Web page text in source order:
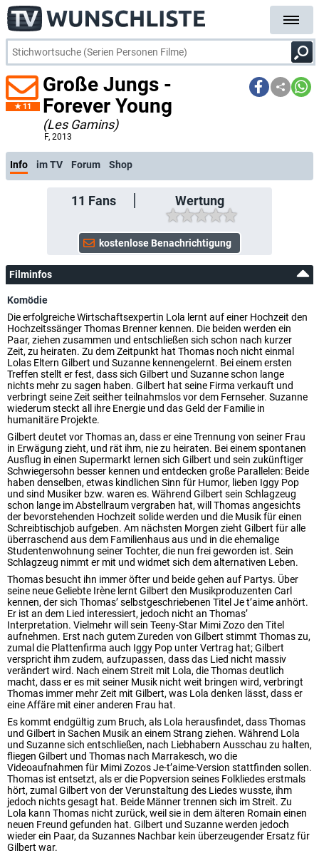
11
Große Jungs -
Forever Young
(Les Gamins)
F, 2013
Info im TV Forum Shop
11 Fans Wertung
Filminfos
Komödie
Die erfolgreiche Wirtschaftsexpertin Lola lernt auf einer Hochzeit den
Hochzeitssänger Thomas Brenner kennen. Die beiden werden ein
Paar, ziehen zusammen und entschließen sich schon nach kurzer
Zeit, zu heiraten. Zu dem Zeitpunkt hat Thomas noch nicht einmal
Lolas Eltern Gilbert und Suzanne kennengelernt. Bei einem ersten
Treffen stellt er fest, dass sich Gilbert und Suzanne schon lange
nichts mehr zu sagen haben. Gilbert hat seine Firma verkauft und
verbringt seine Zeit seither teilnahmslos vor dem Fernseher. Suzanne
wiederum steckt all ihre Energie und das Geld der Familie in
humanitäre Projekte.
Gilbert deutet vor Thomas an, dass er eine Trennung von seiner Frau
in Erwägung zieht, und rät ihm, nie zu heiraten. Bei einem spontanen
Ausflug in einen Supermarkt lernen sich Gilbert und sein zukünftiger
Schwiegersohn besser kennen und entdecken große Parallelen: Beide
haben denselben, etwas kindlichen Sinn für Humor, lieben Iggy Pop
und sind Musiker bzw. waren es. Während Gilbert sein Schlagzeug
schon lange im Abstellraum vergraben hat, will Thomas angesichts
der bevorstehenden Hochzeit solide werden und die Musik für einen
Schreibtischjob aufgeben. Am nächsten Morgen zieht Gilbert für alle
überraschend aus dem Familienhaus aus und in die ehemalige
Studentenwohnung seiner Tochter, die nun frei geworden ist. Sein
Schlagzeug nimmt er mit und widmet sich dem alternativen Leben.
Thomas besucht ihn immer öfter und beide gehen auf Partys. Über
seine neue Geliebte Irène lernt Gilbert den Musikproduzenten Carl
kennen, der sich Thomas’ selbstgeschriebenen Titel Je t’aime anhört.
Er ist an dem Lied interessiert, jedoch nicht an Thomas’
Interpretation. Vielmehr will sein Teeny-Star Mimi Zozo den Titel
aufnehmen. Erst nach gutem Zureden von Gilbert stimmt Thomas zu,
zumal die Plattenfirma auch Iggy Pop unter Vertrag hat; Gilbert
verspricht ihm zudem, aufzupassen, dass das Lied nicht massiv
verändert wird. Nach einem Streit mit Lola, die Thomas deutlich
macht, dass er es mit seiner Musik nicht weit bringen wird, verbringt
Thomas immer mehr Zeit mit Gilbert, was Lola denken lässt, dass er
eine Affäre mit einer anderen Frau hat.
Es kommt endgültig zum Bruch, als Lola herausfindet, dass Thomas
und Gilbert in Sachen Musik an einem Strang ziehen. Während Lola
und Suzanne sich entschließen, nach Liebhabern Ausschau zu halten,
fliegen Gilbert und Thomas nach Marrakesch, wo die
Videoaufnahmen für Mimi Zozos Je-t’aime-Version stattfinden sollen.
Thomas ist entsetzt, als er die Popversion seines Folkliedes erstmals
hört, zumal Gilbert von der Verunstaltung des Liedes wusste, ihm
jedoch nichts gesagt hat. Beide Männer trennen sich im Streit. Zu
Lola kann Thomas nicht zurück, weil sie in dem älteren Romain einen
neuen Freund gefunden hat. Gilbert und Suzanne werden jedoch
wieder ein Paar, da Suzannes Nachbar kein überzeugender Ersatz für
Gilbert war.